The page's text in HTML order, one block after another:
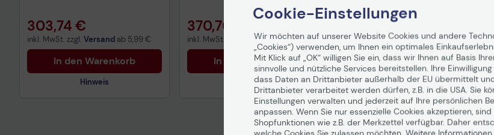
303,74 €
inkl. MwSt. zzgl. Versand ab 5,99 €
In den Warenkorb
Hinweis
370,76 €
inkl. MwSt. zzgl. Versandab5,99 €
In den Warenkorb
Hinweis
Technisches Produktdatenblatt
166,47 €
inkl. MwSt. zzgl.Versandab5,99 €
In den Warenkorb
Hinweis
Technisches Produktdatenblatt
Cookie-Einstellungen
Wir möchten auf unserer Website Cookies und andere
„Cookies“) verwenden, um Ihnen ein optimales
Mit Klick auf „OK“ willigen Sie ein, dass wir Ihnen auf Basis
sinnvolle und nützliche Services bereitstellen. Ihre
dass Daten an Drittanbieter außerhalb der EU übermittelt
Drittanbieter verarbeitet werden dürfen, z.B. in die USA. Sie
Einstellungen verwalten und jederzeit auf Ihre persönlichen
anpassen. Wenn Sie nur essenzielle Cookies akzeptieren,
Shopfunktionen wie z.B. der Merkzettel verfügbar. Daher